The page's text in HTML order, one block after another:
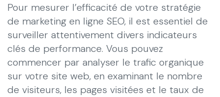
Pour mesurer l’efficacité de votre stratégie
de marketing en ligne SEO, il est essentiel de
surveiller attentivement divers indicateurs
clés de performance. Vous pouvez
commencer par analyser le trafic organique
sur votre site web, en examinant le nombre
de visiteurs, les pages visitées et le taux de